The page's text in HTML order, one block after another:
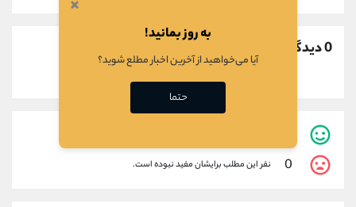
0 دیدگاه
0 نفر این مطلب برایشان مفید نبوده است.
به روز بمانید!
آیا می‌خواهید از آخرین اخبار مطلع شوید؟
حتما